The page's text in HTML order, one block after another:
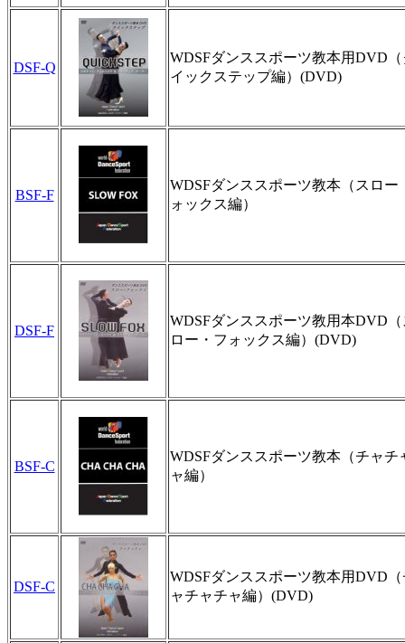
DSF-Q
WDSFダンススポーツ教本用DVD（
イックステップ編）(DVD)
BSF-F
WDSFダンススポーツ教本（スロー
ォックス編）
DSF-F
WDSFダンススポーツ教用本DVD（
ロー・フォックス編）(DVD)
BSF-C
WDSFダンススポーツ教本（チャチ
ャ編）
DSF-C
WDSFダンススポーツ教本用DVD（
ャチャチャ編）(DVD)